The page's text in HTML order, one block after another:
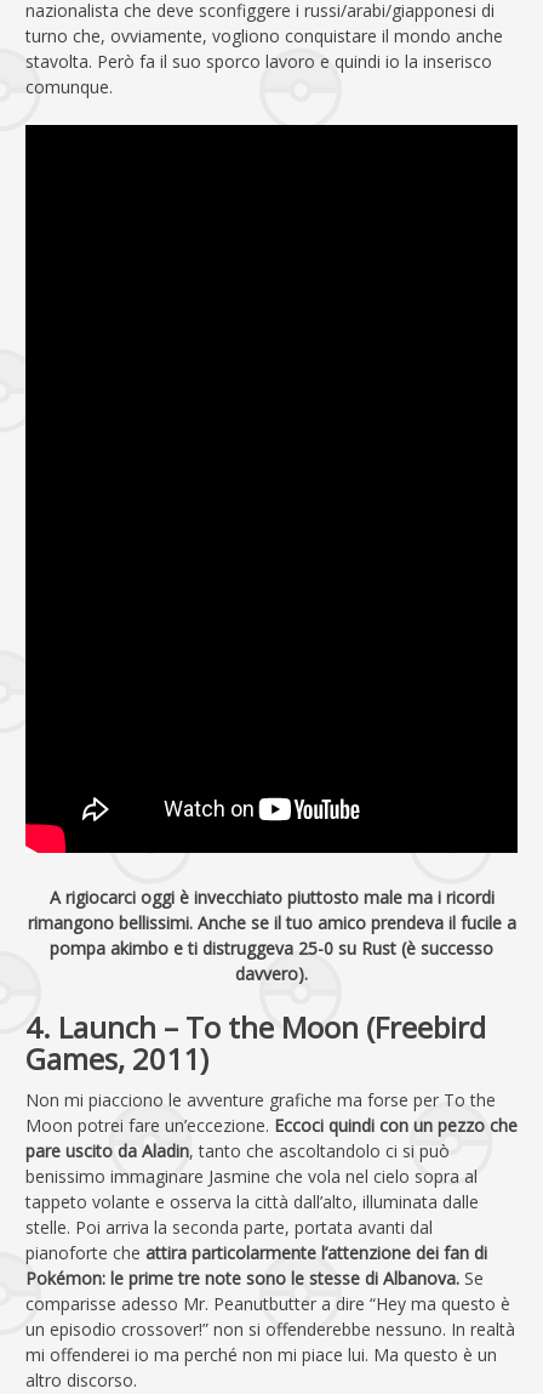
nazionalista che deve sconfiggere i russi/arabi/giapponesi di
turno che, ovviamente, vogliono conquistare il mondo anche
stavolta. Però fa il suo sporco lavoro e quindi io la inserisco
comunque.
A rigiocarci oggi è invecchiato piuttosto male ma i ricordi
rimangono bellissimi. Anche se il tuo amico prendeva il fucile a
pompa akimbo e ti distruggeva 25-0 su Rust (è successo
davvero).
4. Launch – To the Moon (Freebird
Games, 2011)
Non mi piacciono le avventure grafiche ma forse per To the
Moon potrei fare un’eccezione. Eccoci quindi con un pezzo che
pare uscito da Aladin, tanto che ascoltandolo ci si può
benissimo immaginare Jasmine che vola nel cielo sopra al
tappeto volante e osserva la città dall’alto, illuminata dalle
stelle. Poi arriva la seconda parte, portata avanti dal
pianoforte che attira particolarmente l’attenzione dei fan di
Pokémon: le prime tre note sono le stesse di Albanova. Se
comparisse adesso Mr. Peanutbutter a dire “Hey ma questo è
un episodio crossover!” non si offenderebbe nessuno. In realtà
mi offenderei io ma perché non mi piace lui. Ma questo è un
altro discorso.